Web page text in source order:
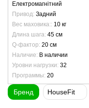
Електромагнітний
Привод Задний
Вес маховика: 10 кг
Длина шага 45 см
Q-фактор 20 см
Наличие
В наличии
Уровни нагрузки 32
Программы 20
Бренд HouseFit